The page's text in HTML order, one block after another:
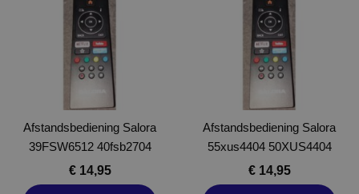
Afstandsbediening Salora
39FSW6512 40fsb2704
€14,95
meerdere
variaties.
Deze
optie
kan
gekozen
worden
op
de
productpagina
Afstandsbediening Salora
55xus4404 50XUS4404
€14,95
meerdere
variaties.
Deze
optie
kan
gekozen
worden
op
de
productpagina